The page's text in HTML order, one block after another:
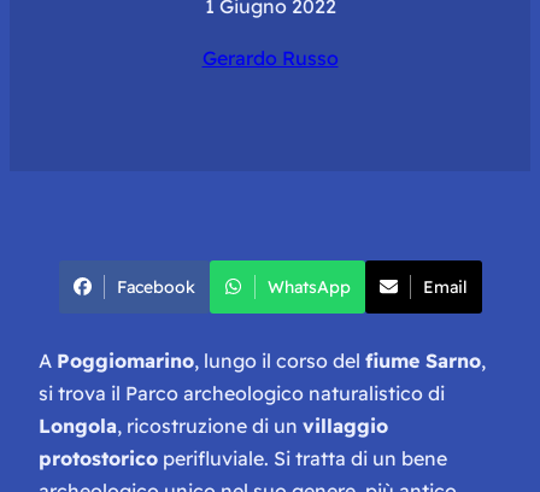
1 Giugno 2022
Gerardo Russo
Facebook WhatsApp Email
A Poggiomarino, lungo il corso del fiume Sarno,
si trova il Parco archeologico naturalistico di
Longola, ricostruzione di un villaggio
protostorico perifluviale. Si tratta di un bene